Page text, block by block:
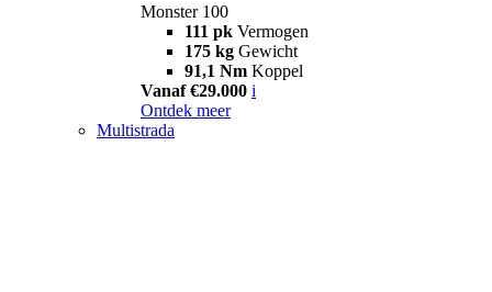
Monster 100
111 pk Vermogen
175 kg Gewicht
91,1 Nm Koppel
Vanaf €29.000 i
Ontdek meer
Multistrada